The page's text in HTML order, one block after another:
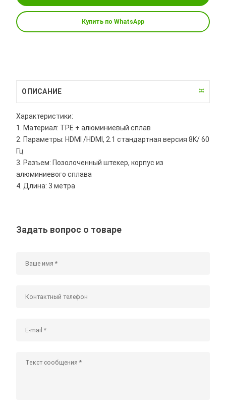
Купить по WhatsApp
ОПИСАНИЕ
Характеристики:
1. Материал: TPE + алюминиевый сплав
2. Параметры: HDMI /HDMI, 2.1 стандартная версия 8K/ 60
Гц
3. Разъем: Позолоченный штекер, корпус из
алюминиевого сплава
4. Длина: 3 метра
Задать вопрос о товаре